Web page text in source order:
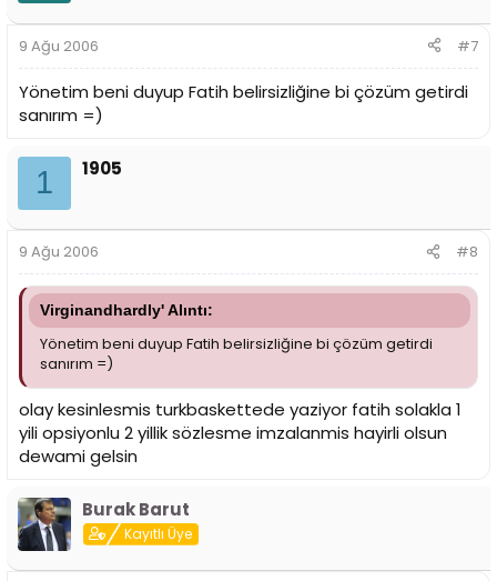
9 Ağu 2006 #7
Yönetim beni duyup Fatih belirsizliğine bi çözüm getirdi
sanırım =)
1 1905
9 Ağu 2006 #8
Virginandhardly' Alıntı:
Yönetim beni duyup Fatih belirsizliğine bi çözüm getirdi
sanırım =)
olay kesinlesmis turkbaskettede yaziyor fatih solakla 1
yili opsiyonlu 2 yillik sözlesme imzalanmis hayirli olsun
dewami gelsin
Burak Barut
Kayıtlı Üye